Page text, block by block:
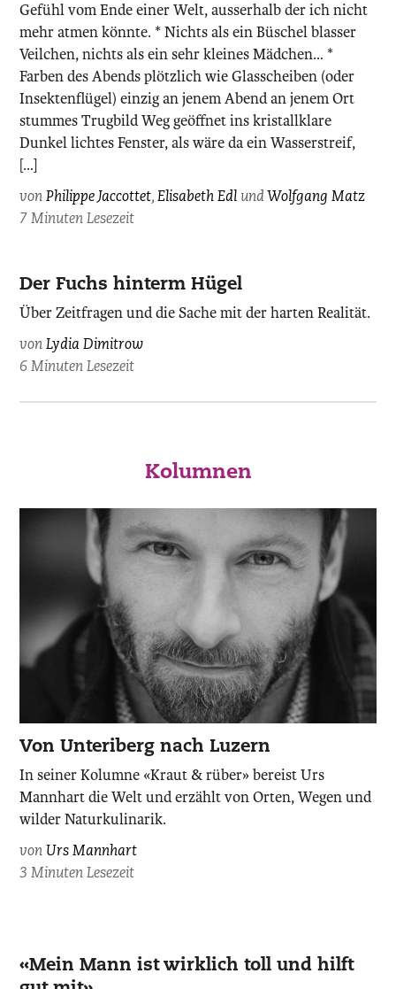
photographiert
von
Ayse
Yavas
/
KEYSTONE.
Gefühl vom Ende einer Welt, ausserhalb der ich nicht
mehr atmen könnte. * Nichts als ein Büschel blasser
Veilchen, nichts als ein sehr kleines Mädchen… *
Farben des Abends plötzlich wie Glasscheiben (oder
Insektenflügel) einzig an jenem Abend an jenem Ort
stummes Trugbild Weg geöffnet ins kristallklare
Dunkel lichtes Fenster, als wäre da ein Wasserstreif,
[…]
vonPhilippe Jaccottet,Elisabeth Edl und Wolfgang Matz
7 Minuten Lesezeit
Der Fuchs hinterm Hügel
Über Zeitfragen und die Sache mit der harten Realität.
vonLydia Dimitrow
6 Minuten Lesezeit
Kolumnen
Urs
fotografiert
von
Beat
Schweizer.
Von Unteriberg nach Luzern
In seiner Kolumne «Kraut & rüber» bereist Urs
Mannhart die Welt und erzählt von Orten, Wegen und
wilder Naturkulinarik.
von Urs Mannhart
3 Minuten Lesezeit
zvg.
«Mein Mann ist wirklich toll und hilft